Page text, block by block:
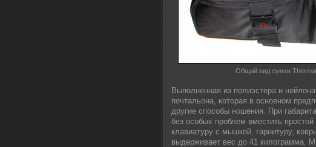
Общий вид сумки
Выполненная из полиэстера и
почтальона, которая в основном
другие способы ношения. При
без особых проблем вместить
клавиатуру с мышкой, гарнитуру,
выдерживает вес до 41 килограмма.